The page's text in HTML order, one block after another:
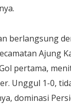
berlangsung
pertama,
Unggul 1-0,
dominasi